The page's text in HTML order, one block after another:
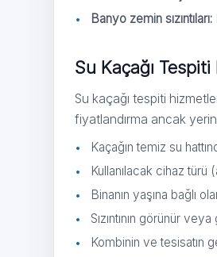
Banyo zemin sızıntıları:
Su Kaçağı
Su kaçağı tespiti
fiyatlandırma ancak
Kaçağın temiz su
Kullanılacak cihaz
Binanın yaşına bağlı
Sızıntının görünür
Kombinin ve tesisatın